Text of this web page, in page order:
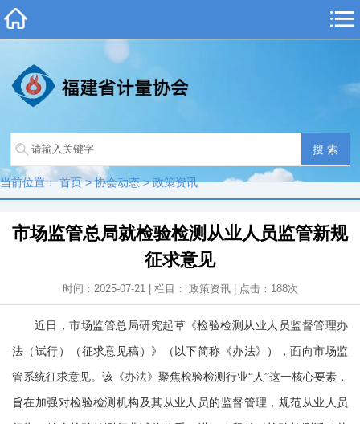
当前位置：首页>协会动态>政策资讯
市场监管总局就检验检测从业人员监管新规
征求意见
时间：2025-07-21 | 栏目： 政策资讯| 点击： 188次
近日，市场监管总局研究起草《检验检测从业人员监督管理办
法（试行） （征求意见稿） 》（以下简称《办法》），面向市场监
管系统征求意见。该《办法》聚焦检验检测行业“人”这一核心要素，
旨在加强对检验检测机构及其从业人员的监督管理，规范从业人员